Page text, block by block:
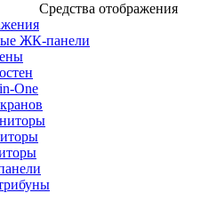
Средства отображения
ЖК-панели
One